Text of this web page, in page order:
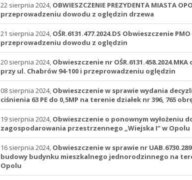
22 sierpnia 2024, OBWIESZCZENIE PREZYDENTA
przeprowadzeniu dowodu z oględzin drzewa
21 sierpnia 2024, OŚR.6131.477.2024.DS Obwieszczenie
przeprowadzeniu dowodu z oględzin
20 sierpnia 2024, Obwieszczenie nr
przy ul. Chabrów 94-100 i przeprowadzeniu oględzin
08 sierpnia 2024, Obwieszczenie w sprawie wydania
ciśnienia 63 PE do 0,5MP na terenie działek nr 396, 765
19 sierpnia 2024, Obwieszczenie o ponownym wyłożeniu
zagospodarowania przestrzennego „Wiejska I“ w Opolu
16 sierpnia 2024, Obwieszczenie w sprawie nr
budowy budynku mieszkalnego jednorodzinnego na
Opolu